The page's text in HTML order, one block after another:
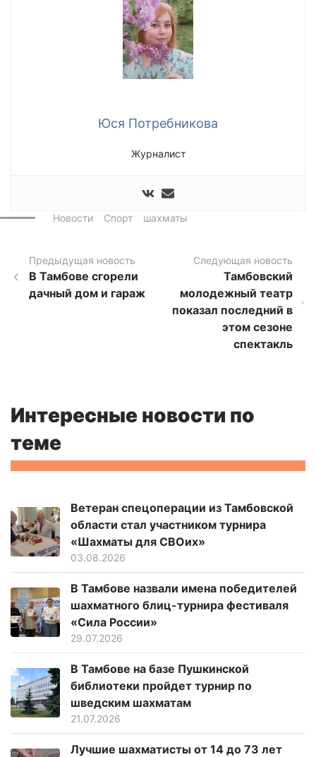
Юся Потребникова
Журналист
Новости Спорт шахматы
Предыдущая новость
В Тамбове сгорели
дачный дом и гараж
Следующая новость
Тамбовский
молодежный театр
показал последний в
этом сезоне
спектакль
Интересные новости по
теме
Ветеран спецоперации из Тамбовской
области стал участником турнира
«Шахматы для СВОих»
03.08.2026
В Тамбове назвали имена победителей
шахматного блиц-турнира фестиваля
«Сила России»
29.07.2026
В Тамбове на базе Пушкинской
библиотеки пройдет турнир по
шведским шахматам
21.07.2026
Лучшие шахматисты от 14 до 73 лет